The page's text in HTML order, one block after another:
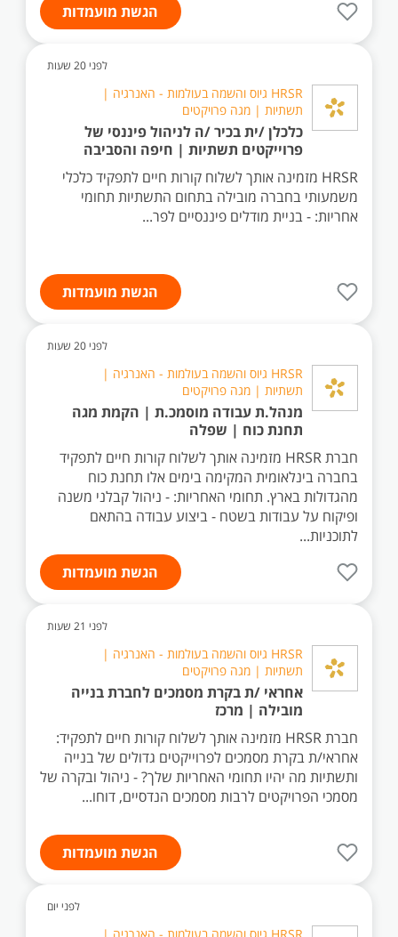
הגשת מועמדות
לפני 20 שעות
HRSR גיוס והשמה בעולמות - האנרגיה |
תשתיות | מגה פרויקטים
כלכלן /ית בכיר /ה לניהול פיננסי של
פרוייקטים תשתיות | חיפה והסביבה
HRSR מזמינה אותך לשלוח קורות חיים לתפקיד כלכלי
משמעותי בחברה מובילה בתחום התשתיות תחומי
אחריות: - בניית מודלים פיננסיים לפר...
הגשת מועמדות
לפני 20 שעות
HRSR גיוס והשמה בעולמות - האנרגיה |
תשתיות | מגה פרויקטים
מנהל.ת עבודה מוסמכ.ת | הקמת מגה
תחנת כוח | שפלה
חברת HRSR מזמינה אותך לשלוח קורות חיים לתפקיד
בחברה בינלאומית המקימה בימים אלו תחנת כוח
מהגדולות בארץ. תחומי האחריות: - ניהול קבלני משנה
ופיקוח על עבודות בשטח - ביצוע עבודה בהתאם
לתוכניות...
הגשת מועמדות
לפני 21 שעות
HRSR גיוס והשמה בעולמות - האנרגיה |
תשתיות | מגה פרויקטים
אחראי /ת בקרת מסמכים לחברת בנייה
מובילה | מרכז
חברת HRSR מזמינה אותך לשלוח קורות חיים לתפקיד:
אחראי/ת בקרת מסמכים לפרוייקטים גדולים של בנייה
ותשתיות מה יהיו תחומי האחריות שלך? - ניהול ובקרה של
מסמכי הפרויקטים לרבות מסמכים הנדסיים, דוחו...
הגשת מועמדות
לפני יום